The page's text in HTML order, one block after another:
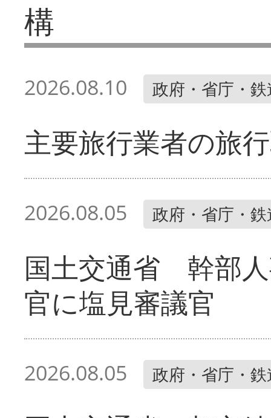
構
2026.08.10 政府・省庁・
主要旅行業者の旅
2026.08.05 政府・省庁・
国土交通省 幹部
官に塩見審議官
2026.08.05 政府・省庁・